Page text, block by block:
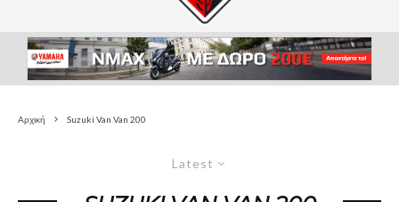
Αρχική Suzuki Van Van 200
Latest